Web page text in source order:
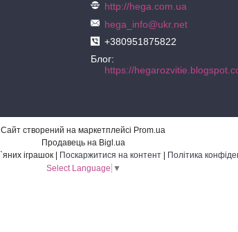
http://hega.com.ua
hega_info@ukr.net
+380951875822
Блог
Сайт створений на маркетплейсі Prom.ua
Продавець на Bigl.ua
Поскаржитися на контент
Політика
Select Language ▼